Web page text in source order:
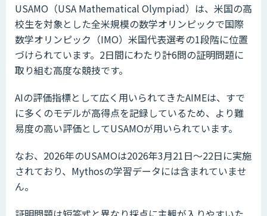
USAMO（USA Mathematical Olympiad）は、米国の高
校生を対象とした全米規模の数学オリンピックで国際
数学オリンピック（IMO）米国代表選考の1段階に位置
づけられています。2日間にわたり計6問の証明問題に
取り組む高度な競技です。
AIの評価指標として広く用いられてきたAIMEは、すで
に多くのモデルが高得点を記録しているため、より難
易度の高い評価としてUSAMOが用いられています。
なお、2026年のUSAMOは2026年3月21日〜22日に実施
されており、Mythosの学習データには含まれていませ
ん。